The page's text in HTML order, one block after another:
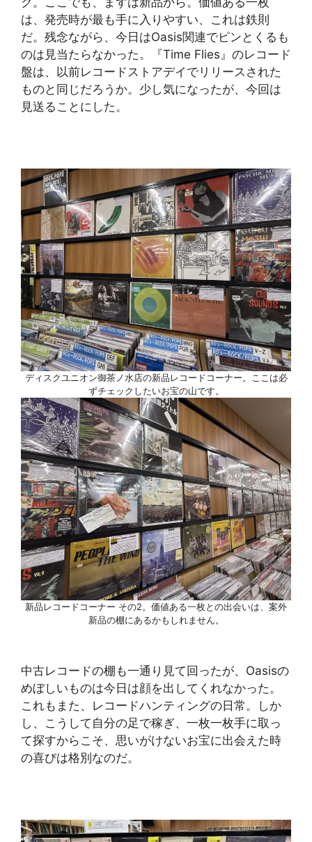
は、発売時が最も手に入りやすい、これは鉄則
だ。残念ながら、今日はOasis関連でピンとくるも
のは見当たらなかった。『Time Flies』のレコード
盤は、以前レコードストアデイでリリースされた
ものと同じだろうか。少し気になったが、今回は
見送ることにした。
ディスクユニオン御茶ノ水店の新品レコードコーナー。ここは必
ずチェックしたいお宝の山です。
新品レコードコーナー その2。価値ある一枚との出会いは、案外
新品の棚にあるかもしれません。
中古レコードの棚も一通り見て回ったが、Oasisの
めぼしいものは今日は顔を出してくれなかった。
これもまた、レコードハンティングの日常。しか
し、こうして自分の足で稼ぎ、一枚一枚手に取っ
て探すからこそ、思いがけないお宝に出会えた時
の喜びは格別なのだ。